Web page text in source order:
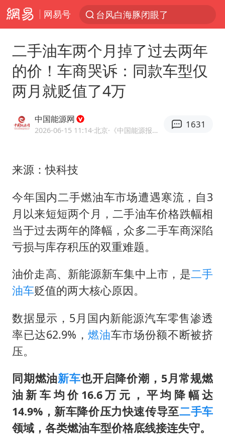
网易号
台风白海豚闭眼了
四川宜宾3.4级地震
新疆阿克苏地震
泰国初中生饮弹自尽前开了26枪
陕西柞水泥石流已致2死 仍有1人失联
多所高校取消艺考
上半年国内居民出游人次34.63亿
薛之谦杭州站演唱会取消
二手油车两个月掉了过去两年
的价！车商哭诉：同款车型仅
两月就贬值了4万
中国能源网
2026-06-15 11:14·北京 ·《中国能源报》官方账号
1631
来源：快科技
今年国内二手燃油车市场遭遇寒流，自3
月以来短短两个月，二手油车价格跌幅相
当于过去两年的降幅，众多二手车商深陷
亏损与库存积压的双重难题。
油价走高、新能源新车集中上市，是二手
油车贬值的两大核心原因。
数据显示，5月国内新能源汽车零售渗透
率已达62.9%，燃油车市场份额不断被挤
压。
同期燃油新车也开启降价潮，5月常规燃
油新车均价16.6万元，平均降幅达
14.9%，新车降价压力快速传导至二手车
领域，各类燃油车型价格底线接连失守。